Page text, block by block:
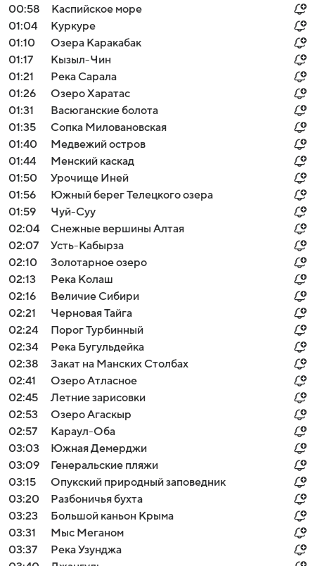
00:58
Каспийское море
01:04
Куркуре
01:10
Озера Каракабак
01:17
Кызыл-Чин
01:21
Река Сарала
01:26
Озеро Харатас
01:31
Васюганские болота
01:35
Сопка Миловановская
01:40
Медвежий остров
01:44
Менский каскад
01:50
Урочище Иней
01:56
Южный берег Телецкого озера
01:59
Чуй-Суу
02:04
Снежные вершины Алтая
02:07
Усть-Кабырза
02:10
Золотарное озеро
02:13
Река Колаш
02:16
Величие Сибири
02:21
Черновая Тайга
02:24
Порог Турбинный
02:34
Река Бугульдейка
02:38
Закат на Манских Столбах
02:41
Озеро Атласное
02:45
Летние зарисовки
02:53
Озеро Агаскыр
02:57
Караул-Оба
03:03
Южная Демерджи
03:09
Генеральские пляжи
03:15
Опукский природный заповедник
03:20
Разбоничья бухта
03:23
Большой каньон Крыма
03:31
Мыс Меганом
03:37
Река Узунджа